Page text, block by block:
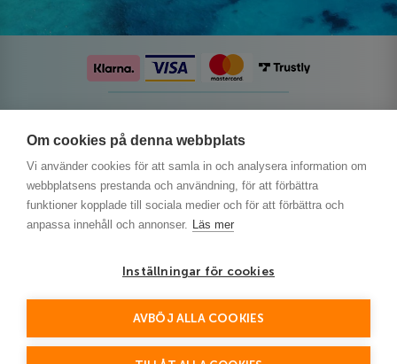
Om cookies på denna webbplats
Vi använder cookies för att samla in och analysera information om
webbplatsens prestanda och användning, för att förbättra
funktioner kopplade till sociala medier och för att förbättra och
anpassa innehåll och annonser. Läs mer
Inställningar för cookies
AVBÖJ ALLA COOKIES
This site is protected by reCAPTCHA and the Google
andTerms of Service apply.